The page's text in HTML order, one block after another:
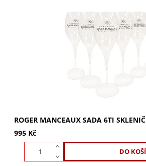
Sada 6ti skleniček ROGER MANCEAUX
skleničky na šampaňské a bublinky.
dokonalé aroma a vizuální zážitek.
ROGER MANCEAUX SADA 6TI
995 Kč